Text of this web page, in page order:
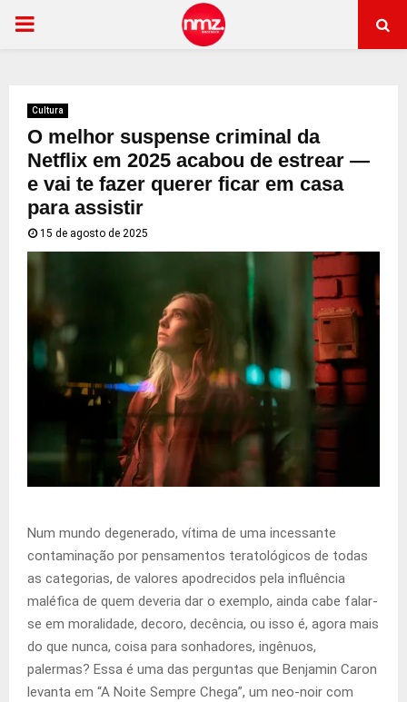
PRIMARY
Cultura
O melhor suspense criminal da
Netflix em 2025 acabou de estrear —
e vai te fazer querer ficar em casa
para assistir
15 de agosto de 2025
Num mundo degenerado, vítima de uma incessante
contaminação por pensamentos teratológicos de todas
as categorias, de valores apodrecidos pela influência
maléfica de quem deveria dar o exemplo, ainda cabe falar-
se em moralidade, decoro, decência, ou isso é, agora mais
do que nunca, coisa para sonhadores, ingênuos,
palermas? Essa é uma das perguntas que Benjamin Caron
levanta em “A Noite Sempre Chega”, um neo-noir com